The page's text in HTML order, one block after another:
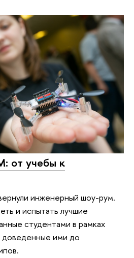
от учебы к
инженерный шоу-рум.
и испытать лучшие
студентами в рамках
доведенные ими до